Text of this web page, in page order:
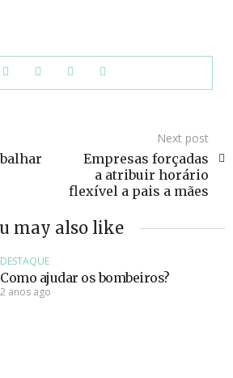
Next post
Empresas forçadas
a atribuir horário
flexível a pais a mães
may also like
DESTAQUE
Como ajudar os bombeiros?
2 anos ago